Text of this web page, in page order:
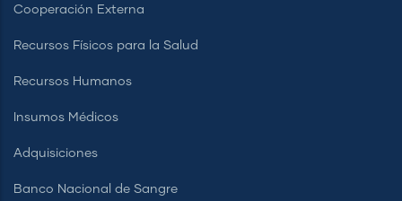
Cooperación Externa
Recursos Físicos para la Salud
Recursos Humanos
Insumos Médicos
Adquisiciones
Banco Nacional de Sangre